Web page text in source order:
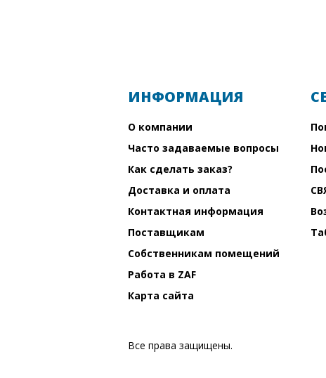
ИНФОРМАЦИЯ
О компании
Часто задаваемые вопросы
Как сделать заказ?
Доставка и оплата
Контактная информация
Поставщикам
Собственникам помещений
Работа в ZAF
Карта сайта
Все права защищены.